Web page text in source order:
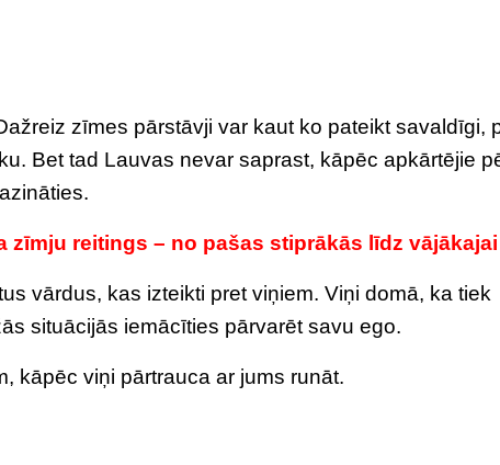
zīmes pārstāvji var kaut ko pateikt savaldīgi,
Bet tad Lauvas nevar saprast, kāpēc apkārtējie
zīmju reitings – no pašas stiprākās līdz vājākajai
vārdus, kas izteikti pret viņiem. Viņi domā, ka tiek
situācijās iemācīties pārvarēt savu ego.
kāpēc viņi pārtrauca ar jums runāt.